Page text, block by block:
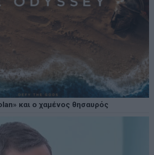
και ο χαμένος θησαυρός